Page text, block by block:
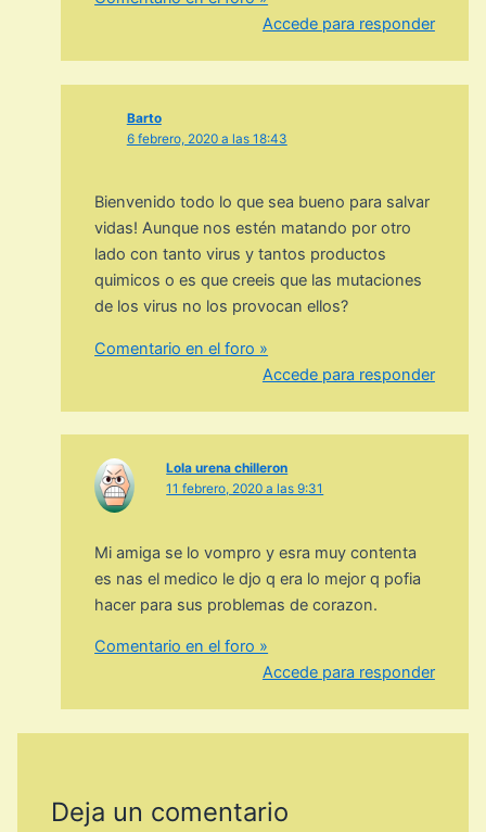
Accede para responder
Barto
6 febrero, 2020 a las 18:43
Bienvenido todo lo que sea bueno para salvar
vidas! Aunque nos estén matando por otro
lado con tanto virus y tantos productos
quimicos o es que creeis que las mutaciones
de los virus no los provocan ellos?
Comentario en el foro »
Accede para responder
Lola urena chilleron
11 febrero, 2020 a las 9:31
Mi amiga se lo vompro y esra muy contenta
es nas el medico le djo q era lo mejor q pofia
hacer para sus problemas de corazon.
Comentario en el foro »
Accede para responder
Deja un comentario